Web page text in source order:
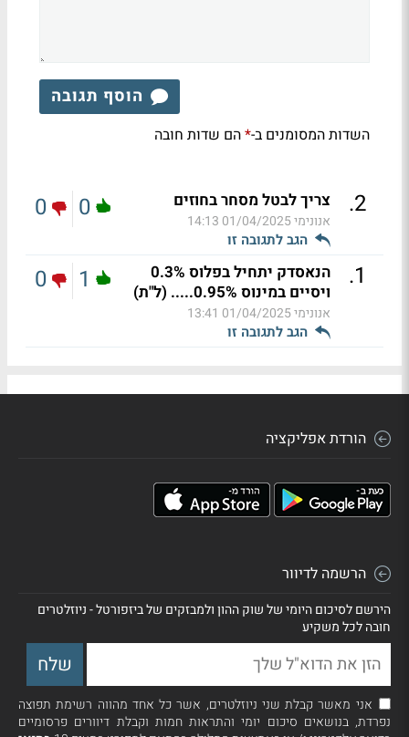
הוסף תגובה
השדות המסומנים ב-*הם שדות חובה
2
. צריך לבטל מסחר בחוזים
אנונימי01/04/2025 14:13
הגב לתגובה זו
0
0
1
.
הנאסדק יתחיל בפלוס 0.3%
ויסיים במינוס 0.95%..... (ל"ת)
אנונימי01/04/2025 13:41
הגב לתגובה זו
1
0
הורדת אפליקציה
הרשמה לדיוור
הירשם לסיכום היומי של שוק ההון ולמבזקים של ביזפורטל - ניוזלטרים
חובה לכל משקיע
אני מאשר קבלת שני ניוזלטרים, אשר כל אחד מהווה רשימת תפוצה
נפרדת, בנושאים סיכום יומי והתראות חמות וקבלת דיוורים פרסומיים